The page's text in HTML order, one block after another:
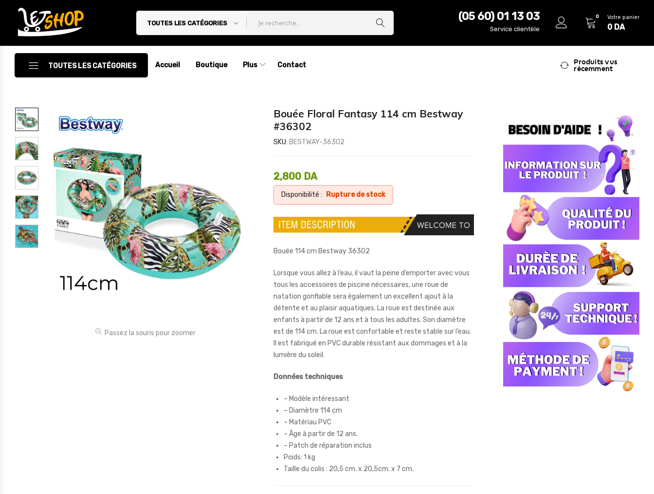
Letshop.dz
TOUTES LES CATÉGORIES
(05 60) 01 13 03
Service clientèle
0 Votre panier
0 DA
TOUTES LES CATÉGORIES
Accessoires
Accessoires Auto/Moto
Accessoires PC
Camping & Randonnée
Cuisine
Décoration
Electroménager
Électronique
Jouets
Accueil Boutique Plus Contact
Produits vus
récemment
Passez la souris pour zoomer
Bouée Floral Fantasy 114 cm Bestway
#36302
SKU: BESTWAY-36302
2,800 DA
Disponibilité : Rupture de stock
Bouée 114 cm Bestway 36302
Lorsque vous allez à l’eau, il vaut la peine d’emporter avec vous
tous les accessoires de piscine nécessaires, une roue de
natation gonflable sera également un excellent ajout à la
détente et au plaisir aquatiques. La roue est destinée aux
enfants à partir de 12 ans et à tous les adultes. Son diamètre
est de 114 cm. La roue est confortable et reste stable sur l’eau.
Il est fabriqué en PVC durable résistant aux dommages et à la
lumière du soleil.
Données techniques
– Modèle intéressant
– Diamètre 114 cm
– Matériau PVC
– Âge à partir de 12 ans.
– Patch de réparation inclus
Poids: 1 kg
Taille du colis : 20,5 cm. x 20,5cm. x 7 cm.